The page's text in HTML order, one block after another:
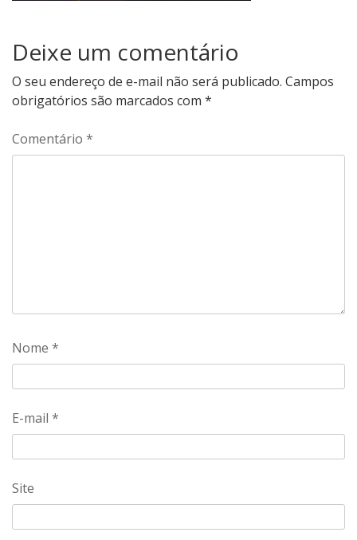
Deixe um comentário
O seu endereço de e-mail não será publicado. Campos
obrigatórios são marcados com *
Comentário *
Nome *
E-mail *
Site